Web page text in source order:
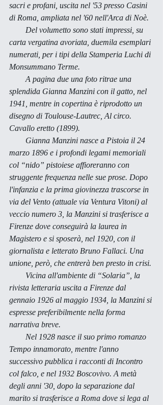
sacri e profani , uscita nel '53 presso Casini
di Roma, ampliata nel '60 nell'Arca di Noè.
carta vergatina avoriata, duemila esemplari
numerati, per i tipi della Stamperia Luchi di
Monsummano Terme.
splendida Gianna Manzini con il gatto, nel
1941, mentre in copertina è riprodotto un
disegno di Toulouse-Lautrec, Al circo.
Cavallo eretto (1899).
marzo 1896 e i profondi legami memoriali
col “nido” pistoiese affioreranno con
struggente frequenza nelle sue prose. Dopo
l'infanzia e la prima giovinezza trascorse in
via del Vento (attuale via Ventura Vitoni) al
veccio numero 3, la Manzini si trasferisce a
Firenze dove conseguirà la laurea in
Magistero e si sposerà, nel 1920, con il
giornalista e letterato Bruno Fallaci. Una
unione, però, che entrerà ben presto in crisi.
rivista letteraria uscita a Firenze dal
gennaio 1926 al maggio 1934, la Manzini si
espresse preferibilmente nella forma
narrativa breve.
        Nel 1928 nasce il suo primo romanzo
Tempo innamorato , mentre l'anno
successivo pubblica i racconti di Incontro
col falco , e nel 1932 Boscovivo. A metà
degli anni '30, dopo la separazione dal
marito si trasferisce a Roma dove si lega al